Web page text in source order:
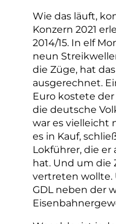
Wie das läuft,
Konzern 2021
2014/15. In elf
neun
die Züge, hat
ausgerechnet.
Euro kostete
die deutsche
war es vielleicht
es in Kauf,
Lokführer, die er
hat. Und um die
vertreten wollte.
GDL neben der